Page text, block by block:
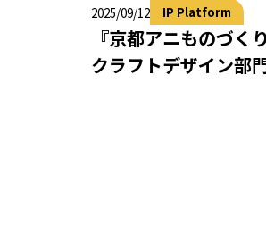
2025/09/12 IP Platform
『京都アニものづく
クラフトデザイン部